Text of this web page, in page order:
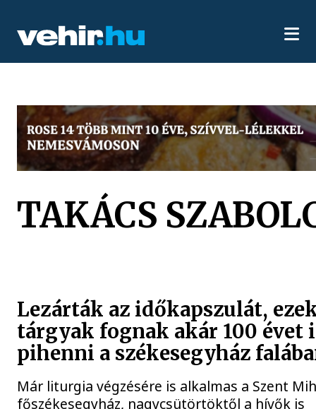
TAKÁCS
Lezárták az időkapszulát,
tárgyak fognak akár 100 évet
pihenni a székesegyház
Már liturgia végzésére is alkalmas a Szent
főszékesegyház, nagycsütörtöktől a hívők is